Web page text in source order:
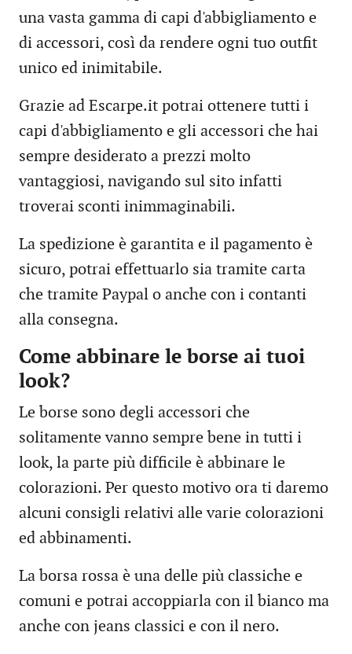
una vasta gamma di capi d'abbigliamento e
di accessori, così da rendere ogni tuo outfit
unico ed inimitabile.
Grazie ad Escarpe.it potrai ottenere tutti i
capi d'abbigliamento e gli accessori che hai
sempre desiderato a prezzi molto
vantaggiosi, navigando sul sito infatti
troverai sconti inimmaginabili.
La spedizione è garantita e il pagamento è
sicuro, potrai effettuarlo sia tramite carta
che tramite Paypal o anche con i contanti
alla consegna.
Come abbinare le borse ai tuoi
look?
Le borse sono degli accessori che
solitamente vanno sempre bene in tutti i
look, la parte più difficile è abbinare le
colorazioni. Per questo motivo ora ti daremo
alcuni consigli relativi alle varie colorazioni
ed abbinamenti.
La borsa rossa è una delle più classiche e
comuni e potrai accoppiarla con il bianco ma
anche con jeans classici e con il nero.